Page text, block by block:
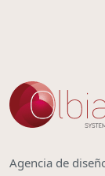
Agencia de